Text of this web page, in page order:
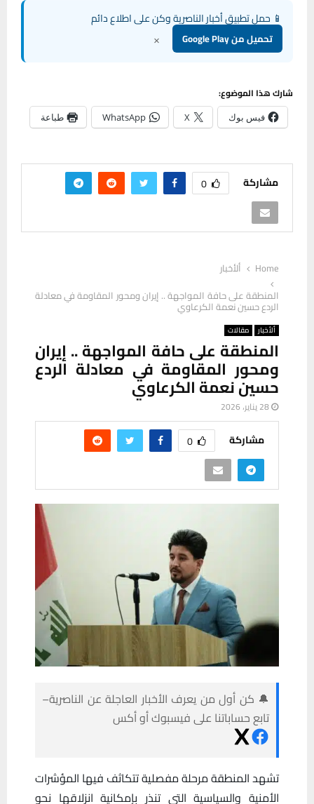
📱 حمل تطبيق أخبار الناصرية وكن على اطلاع دائم
تحميل من Google Play ×
شارك هذا الموضوع:
فيس بوك X
WhatsApp طباعة
مشاركة 0
Home
ألأخبار
المنطقة على حافة المواجهة .. إيران ومحور المقاومة في معادلة
الردع حسين نعمة الكرعاوي
ألأخبار مقالات
المنطقة على حافة المواجهة .. إيران
ومحور المقاومة في معادلة الردع
حسين نعمة الكرعاوي
28 يناير، 2026
مشاركة 0
🔔 كن أول من يعرف الأخبار العاجلة عن الناصرية–
تابع حساباتنا على فيسبوك أو أكس
تشهد المنطقة مرحلة مفصلية تتكاثف فيها المؤشرات
الأمنية والسياسية التي تنذر بإمكانية انزلاقها نحو